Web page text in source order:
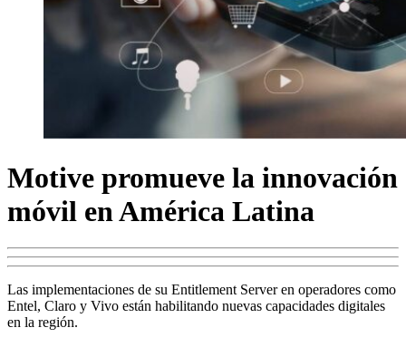
Motive promueve la innovación
móvil en América Latina
Las implementaciones de su Entitlement Server en operadores como
Entel, Claro y Vivo están habilitando nuevas capacidades digitales
en la región.